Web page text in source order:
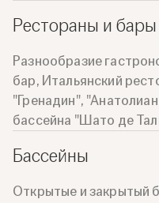
Рестораны и бары
Разнообразие
бар, Итальянский
"Гренадин",
бассейна "Шато де
Бассейны
Открытые и закрытый